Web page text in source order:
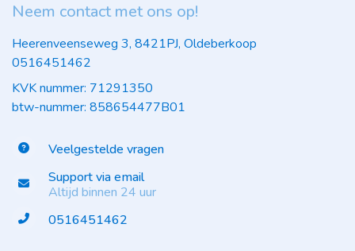
Neem contact met ons op!
Heerenveenseweg 3, 8421PJ, Oldeberkoop
0516451462
KVK nummer: 71291350
btw-nummer: 858654477B01
Veelgestelde vragen
Support via email
Altijd binnen 24 uur
0516451462